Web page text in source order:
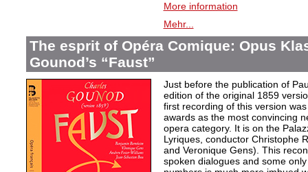
More information
Mehr...
The esprit of Opéra Comique: Opus
Gounod’s “Faust”
Just before the publication of
edition of the original 1859
first recording of this version
awards as the most convincing
opera category. It is on the
Lyriques, conductor Christophe
and Veronique Gens). This
spoken dialogues and some